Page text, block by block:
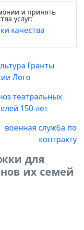
и принять
услуг:
для
их семей